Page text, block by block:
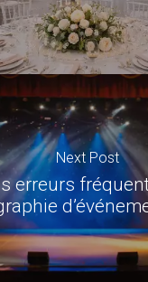
Next Post
erreurs